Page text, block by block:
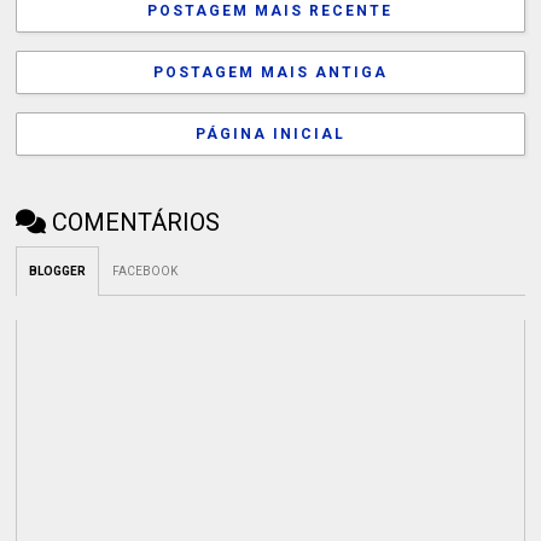
POSTAGEM MAIS RECENTE
POSTAGEM MAIS ANTIGA
PÁGINA INICIAL
COMENTÁRIOS
BLOGGER FACEBOOK